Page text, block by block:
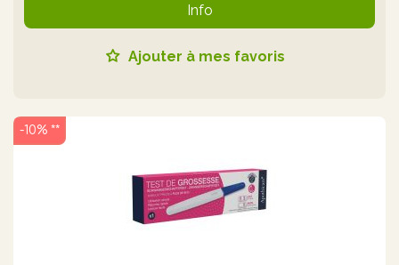
Info
Ajouter à mes favoris
-10% **